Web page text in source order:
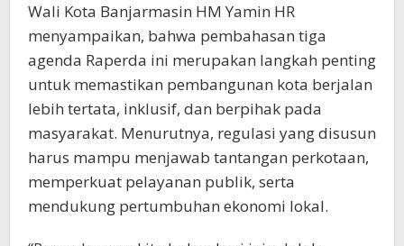
Wali Kota Banjarmasin HM Yamin HR
menyampaikan, bahwa pembahasan tiga
agenda Raperda ini merupakan langkah penting
untuk memastikan pembangunan kota berjalan
lebih tertata, inklusif, dan berpihak pada
masyarakat. Menurutnya, regulasi yang disusun
harus mampu menjawab tantangan perkotaan,
memperkuat pelayanan publik, serta
mendukung pertumbuhan ekonomi lokal.